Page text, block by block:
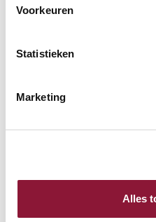
Voorkeuren
Statistieken
Marketing
Alles
Opzoek naar een offerte op
Toevoegen aan